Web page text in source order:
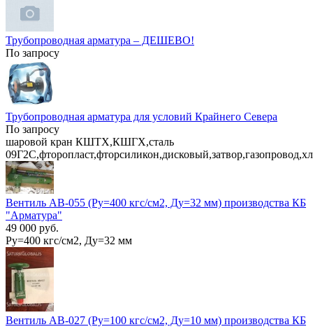
Трубопроводная арматура – ДЕШЕВО!
По запросу
Трубопроводная арматура для условий Крайнего Севера
По запросу
шаровой кран КШТХ,КШГХ,сталь
Вентиль АВ-055 (Ру=400 кгс/см2, Ду=32 мм) производства КБ
"Арматура"
49 000 руб.
Ру=400 кгс/см2, Ду=32 мм
Вентиль АВ-027 (Ру=100 кгс/см2, Ду=10 мм) производства КБ